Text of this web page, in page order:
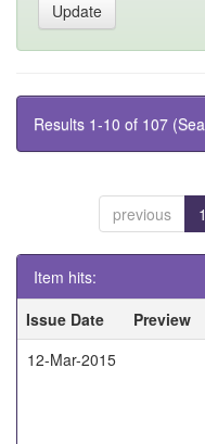
Results 1-10 of 107
previous 1
Item hits:
Issue Date
Preview
12-Mar-2015